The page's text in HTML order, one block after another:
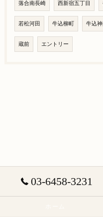
落合南長崎 西新宿五丁目
若松河田 牛込柳町 牛込
蔵前 エントリー
03-6458-3231